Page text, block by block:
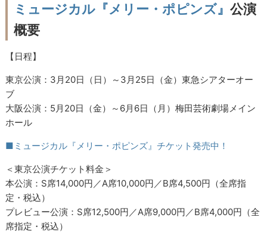
ミュージカル『メリー・ポピンズ』公演
概要
【日程】
東京公演：3月20日（日）～3月25日（金）東急シアターオー
ブ
大阪公演：5月20日（金）～6月6日（月）梅田芸術劇場メイン
ホール
■ミュージカル『メリー・ポピンズ』チケット発売中！
＜東京公演チケット料金＞
本公演：S席14,000円／A席10,000円／B席4,500円（全席指
定・税込）
プレビュー公演：S席12,500円／A席9,000円／B席4,000円（全
席指定・税込）